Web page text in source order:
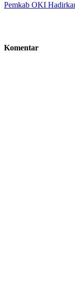
Pemkab OKI
Komentar